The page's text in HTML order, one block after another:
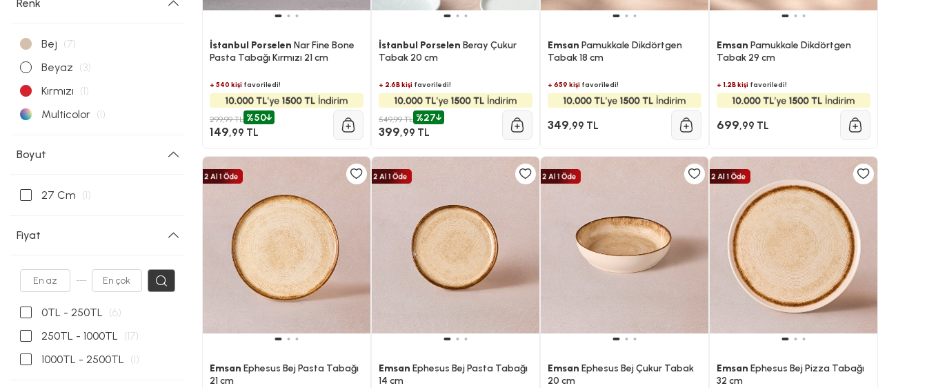
Renk
Bej (7)
Beyaz (3)
Kırmızı (1)
Multicolor (1)
Boyut
27 Cm (1)
Fiyat
---
0TL - 250TL (6)
250TL - 1000TL (17)
1000TL - 2500TL (1)
İstanbul Porselen Nar Fine Bone
Pasta Tabağı Kırmızı 21 cm
+ 540 kişifavoriledi!
299,99 TL %50
149,99 TL
İstanbul Porselen Beray Çukur
Tabak 20 cm
+ 2.6B kişifavoriledi!
549,99 TL %27
399,99 TL
Emsan Pamukkale Dikdörtgen
Tabak 18 cm
+ 659 kişifavoriledi!
349,99 TL
Emsan Pamukkale Dikdörtgen
Tabak 29 cm
+ 1.2B kişi favoriledi!
699,99 TL
Emsan Ephesus Bej Pasta Tabağı
21 cm
Emsan Ephesus Bej Pasta Tabağı
14 cm
Emsan Ephesus Bej Çukur Tabak
20 cm
Emsan Ephesus Bej Pizza Tabağı
32 cm